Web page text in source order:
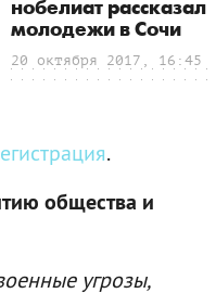
нобелиат рассказал
молодежи в Сочи
20 октября 2017, 16:45
.
общества и
угрозы,